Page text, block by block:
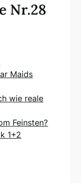
Nr.28
Maids
wie reale
Feinsten?
1+2